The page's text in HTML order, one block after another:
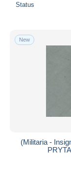
Status
New
(Militaria -